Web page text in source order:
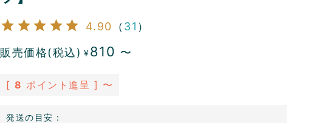
4.90 （ 31 ）
販売価格(税込) ¥810 〜
[ 8 ポイント進呈 ] 〜
発送の目安：